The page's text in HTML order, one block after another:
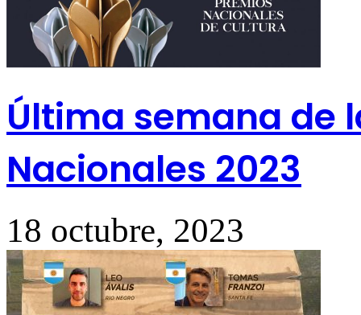
Última semana de
Nacionales 2023
18 octubre, 2023